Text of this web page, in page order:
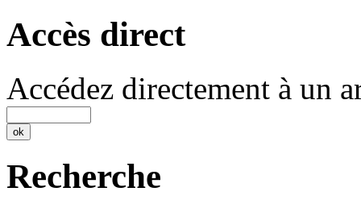
Accès direct
Accédez directement à un
Recherche